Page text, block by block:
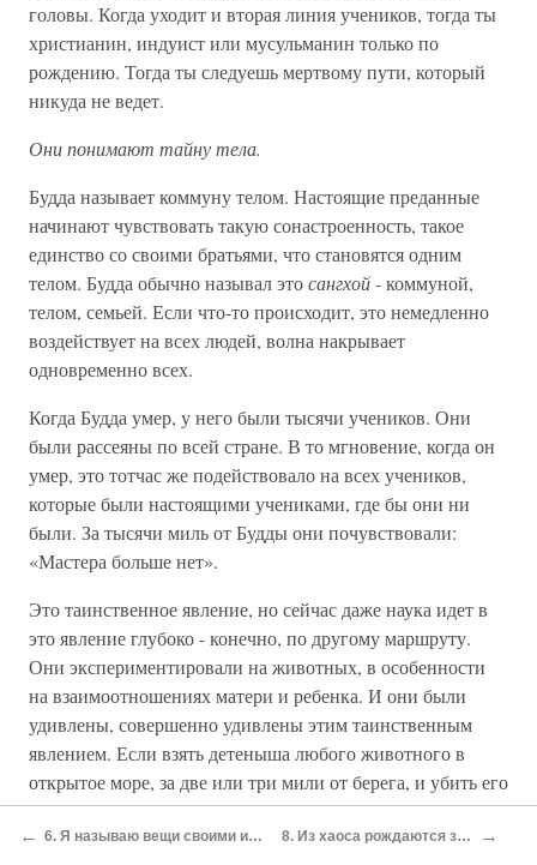
головы. Когда уходит и вторая линия учеников, тогда ты
христианин, индуист или мусульманин только по
рождению. Тогда ты следуешь мертвому пути, который
никуда не ведет.
Они понимают тайну тела.
Будда называет коммуну телом. Настоящие преданные
начинают чувствовать такую сонастроенность, такое
единство со своими братьями, что становятся одним
телом. Будда обычно называл этосангхой -коммуной,
телом, семьей. Если что-то происходит, это немедленно
воздействует на всех людей, волна накрывает
одновременно всех.
Когда Будда умер, у него были тысячи учеников. Они
были рассеяны по всей стране. В то мгновение, когда он
умер, это тотчас же подействовало на всех учеников,
которые были настоящими учениками, где бы они ни
были. За тысячи миль от Будды они почувствовали:
«Мастера больше нет».
Это таинственное явление, но сейчас даже наука идет в
это явление глубоко - конечно, по другому маршруту.
Они экспериментировали на животных, в особенности
на взаимоотношениях матери и ребенка. И они были
удивлены, совершенно удивлены этим таинственным
явлением. Если взять детеныша любого животного в
открытое море, за две или три мили от берега, и убить его
там, мать, которая на берегу, тотчас же узнает, что
детеныш убит; между ними расстояние в две мили
← 6. Я называю вещи своими именами 8. Из хаоса рождаются звезды →